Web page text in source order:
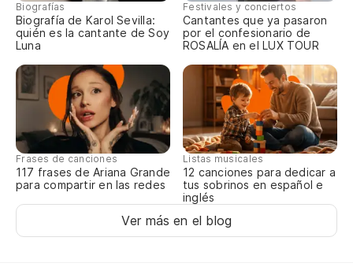
Biografías
Biografía de Karol Sevilla:
quién es la cantante de Soy
Luna
Festivales y conciertos
Cantantes que ya pasaron
por el confesionario de
ROSALÍA en el LUX TOUR
Frases de canciones
117 frases de Ariana Grande
para compartir en las redes
Listas musicales
12 canciones para dedicar a
tus sobrinos en español e
inglés
Ver más en el blog